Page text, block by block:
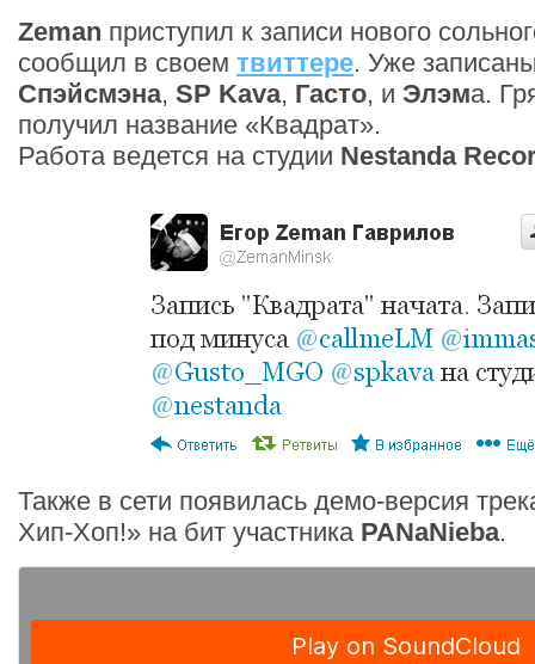
Zeman приступил к записи нового
сообщил в своем твиттере. Уже
Спэйсмэна, SP Kavа, Гасто, и Элэма.
получил название «Квадрат».
Работа ведется на студии Nestanda
Также в сети появилась демо-версия
Хип-Хоп!» на бит участника PANaNieba.